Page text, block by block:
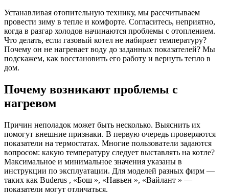
Устанавливая отопительную технику, мы рассчитываем
провести зиму в тепле и комфорте. Согласитесь, неприятно,
когда в разгар холодов начинаются проблемы с отоплением.
Что делать, если газовый котел не набирает температуру?
Почему он не нагревает воду до заданных показателей? Мы
подскажем, как восстановить его работу и вернуть тепло в
дом.
Почему возникают проблемы с
нагревом
Причин неполадок может быть несколько. Выяснить их
помогут внешние признаки. В первую очередь проверяются
показатели на термостатах. Многие пользователи задаются
вопросом: какую температуру следует выставлять на котле?
Максимальное и минимальное значения указаны в
инструкции по эксплуатации. Для моделей разных фирм —
таких как Buderus , «Бош », «Навьен », «Вайлант » —
показатели могут отличаться.